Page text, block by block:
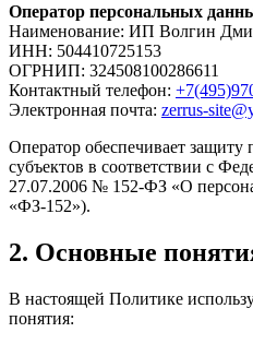
Оператор персональных
Наименование: ИП Волгин
ИНН: 504410725153
ОГРНИП: 324508100286611
Контактный телефон:
Электронная почта: zerrus-
Оператор обеспечивает
субъектов в соответствии с
27.07.2006 № 152-ФЗ «О
«ФЗ-152»).
2. Основные
В настоящей Политике
понятия: